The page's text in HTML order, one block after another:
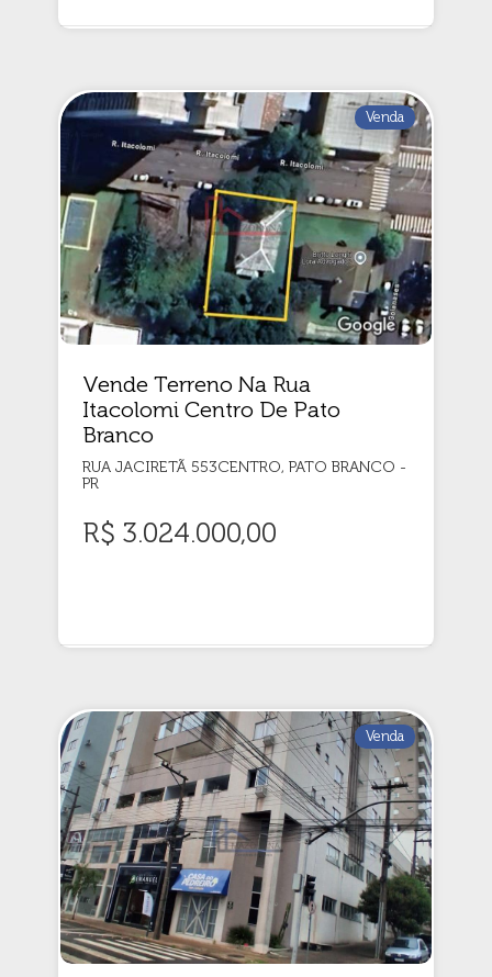
Venda
Vende Terreno Na Rua
Itacolomi Centro De Pato
Branco
RUA JACIRETÃ 553CENTRO, PATO BRANCO -
PR
R$ 3.024.000,00
Venda